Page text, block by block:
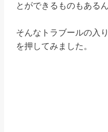
とができるものもあるん
そんなトラブールの入
を押してみました。